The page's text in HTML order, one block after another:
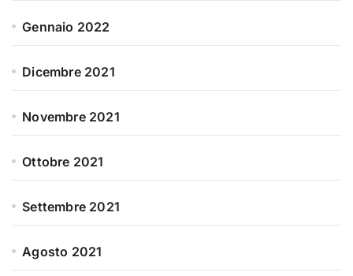
Gennaio 2022
Dicembre 2021
Novembre 2021
Ottobre 2021
Settembre 2021
Agosto 2021